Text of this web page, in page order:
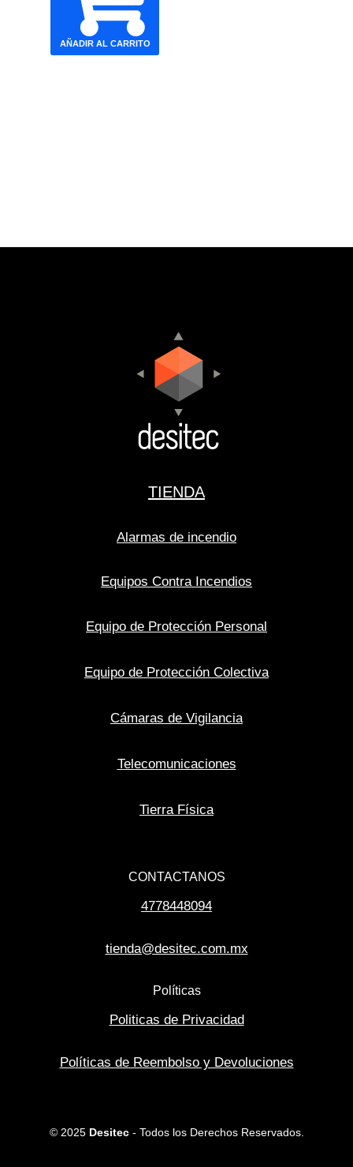
AÑADIR AL CARRITO
TIENDA
Alarmas de incendio
Equipos Contra Incendios
Equipo de Protección Personal
Equipo de Protección Colectiva
Cámaras de Vigilancia
Telecomunicaciones
Tierra Física
CONTACTANOS
4778448094
tienda@desitec.com.mx
Políticas
Politicas de Privacidad
Políticas de Reembolso y Devoluciones
© 2025 Desitec- Todos los Derechos Reservados.